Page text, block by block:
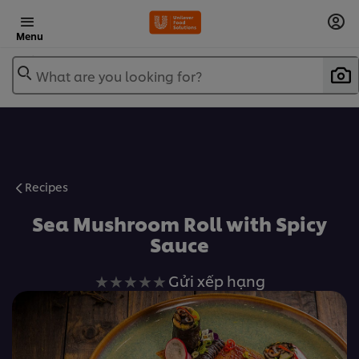
Menu
What are you looking for?
Recipes
Sea Mushroom Roll with Spicy
Sauce
Không
có
xếp
hạng
Gửi xếp hạng